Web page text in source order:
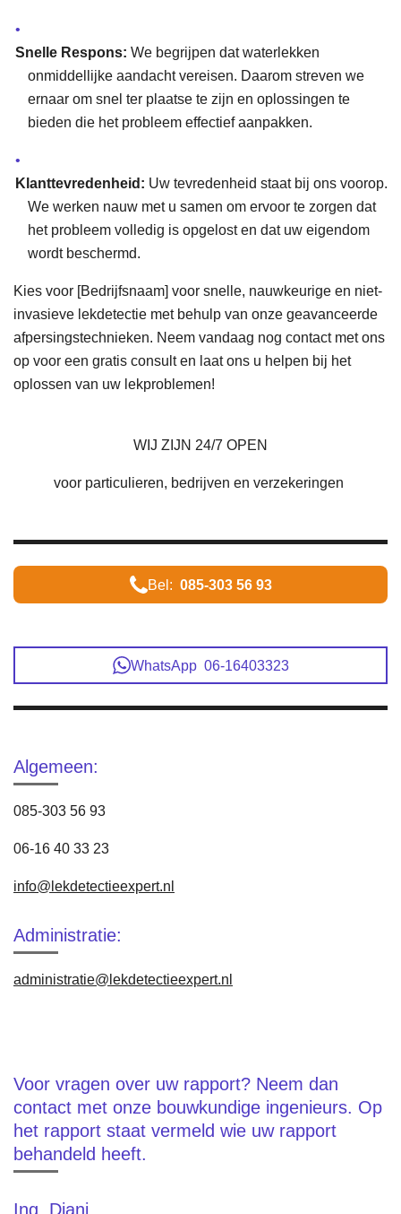
Snelle Respons: We begrijpen dat waterlekken
onmiddellijke aandacht vereisen. Daarom streven we
ernaar om snel ter plaatse te zijn en oplossingen te
bieden die het probleem effectief aanpakken.
Klanttevredenheid: Uw tevredenheid staat bij ons voorop.
We werken nauw met u samen om ervoor te zorgen dat
het probleem volledig is opgelost en dat uw eigendom
wordt beschermd.
Kies voor [Bedrijfsnaam] voor snelle, nauwkeurige en niet-
invasieve lekdetectie met behulp van onze geavanceerde
afpersingstechnieken. Neem vandaag nog contact met ons
op voor een gratis consult en laat ons u helpen bij het
oplossen van uw lekproblemen!
WIJ ZIJN 24/7 OPEN
voor particulieren, bedrijven en verzekeringen
Bel: 085-303 56 93
WhatsApp 06-16403323
Algemeen:
085-303 56 93
06-16 40 33 23
info@lekdetectieexpert.nl
Administratie:
administratie@lekdetectieexpert.nl
Voor vragen over uw rapport? Neem dan
contact met onze bouwkundige ingenieurs. Op
het rapport staat vermeld wie uw rapport
behandeld heeft.
Ing. Diani